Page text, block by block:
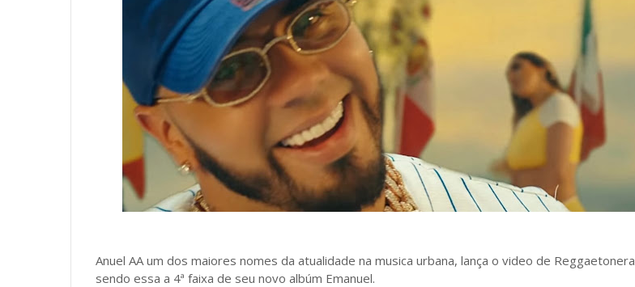
Anuel AA um dos maiores nomes da atualidade na musica urbana, lança o video de Reggaetonera
sendo essa a 4ª faixa de seu novo albúm Emanuel.